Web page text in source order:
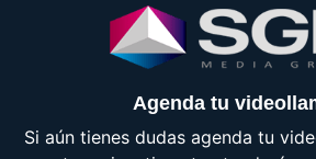
Agenda tu
Si aún tienes dudas agenda tu